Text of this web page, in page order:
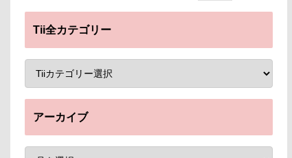
Tii全カテゴリー
アーカイブ